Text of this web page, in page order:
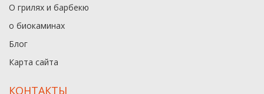
О грилях и барбекю
о биокаминах
Блог
Карта сайта
КОНТАКТЫ